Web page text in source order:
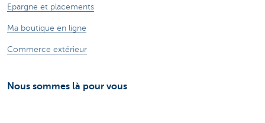
Epargne et placements
Ma boutique en ligne
Commerce extérieur
Nous sommes là pour vous